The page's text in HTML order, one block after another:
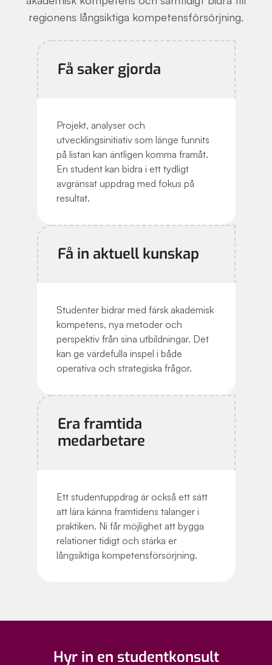
regionens långsiktiga kompetensförsörjning.
Få saker gjorda
Projekt, analyser och
utvecklingsinitiativ som länge funnits
på listan kan äntligen komma framåt.
En student kan bidra i ett tydligt
avgränsat uppdrag med fokus på
resultat.
Få in aktuell kunskap
Studenter bidrar med färsk akademisk
kompetens, nya metoder och
perspektiv från sina utbildningar. Det
kan ge värdefulla inspel i både
operativa och strategiska frågor.
Era framtida
medarbetare
Ett studentuppdrag är också ett sätt
att lära känna framtidens talanger i
praktiken. Ni får möjlighet att bygga
relationer tidigt och stärka er
långsiktiga kompetensförsörjning.
Hyr in en studentkonsult